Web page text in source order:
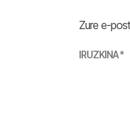
Zure e-
IRUZKINA*